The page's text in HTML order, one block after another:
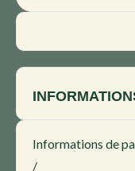
Informations de
/